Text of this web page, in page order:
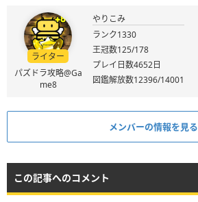
ライター
パズドラ攻略@Ga
me8
やりこみ
ランク1330
王冠数125/178
プレイ日数4652日
図鑑解放数12396/14001
メンバーの情報を見る
この記事へのコメント